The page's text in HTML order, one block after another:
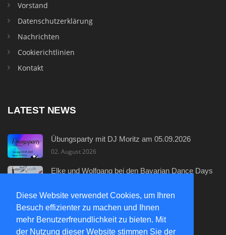
Diese Website verwendet Cookies, um Ihren
Besuch effizienter zu machen und Ihnen
mehr Benutzerfreundlichkeit zu bieten. Mit
der Nutzung dieser Website stimmen Sie der
Vorstand
Datenschutzerklärung
Nachrichten
Cookierichtlinien
Kontakt
LATEST NEWS
Übungsparty mit DJ Moritz am 05.09.2026
02. August 2026
Elke und Wolfgang bei den Bavarian Dance Days
Neuer Discofox - Einsteigerkurs
29. Juli 2026